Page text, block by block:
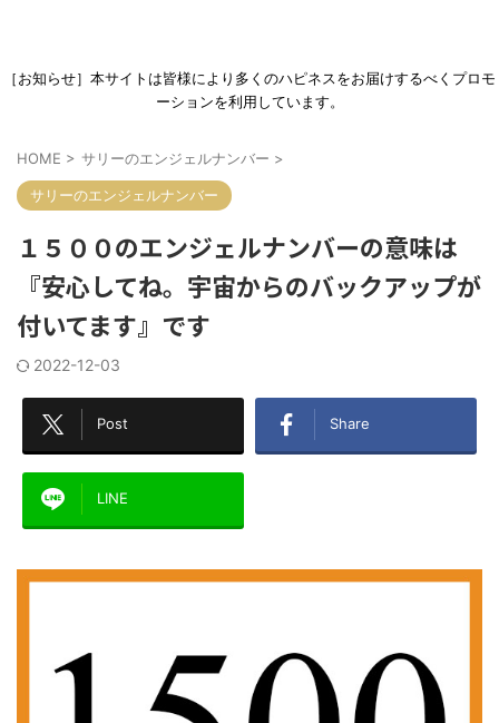
［お知らせ］本サイトは皆様により多くのハピネスをお届けするべくプロモ
ーションを利用しています。
HOME > サリーのエンジェルナンバー >
サリーのエンジェルナンバー
１５００のエンジェルナンバーの意味は
『安心してね。宇宙からのバックアップが
付いてます』です
2022-12-03
Post Share
LINE